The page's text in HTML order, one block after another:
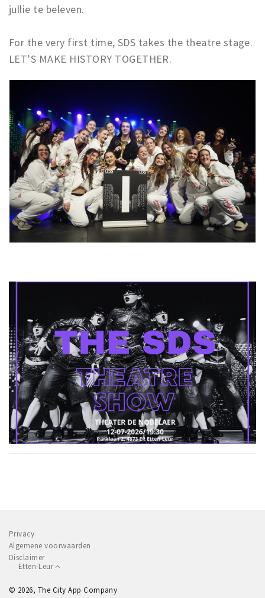
jullie te beleven.
For the very first time, SDS takes the theatre stage.
LET’S MAKE HISTORY TOGETHER.
Privacy
Algemene voorwaarden
Disclaimer
Etten-Leur
© 2026, The City App Company